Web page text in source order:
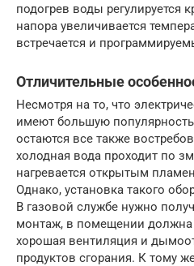
подогрев воды регулируется
напора увеличивается
встречается и
Отличительные
Несмотря на то, что
имеют большую
остаются все также
холодная вода проходит по
нагревается открытым
Однако, установка такого
В газовой службе нужно
монтаж, в помещении должна
хорошая вентиляция и
продуктов сгорания. К тому